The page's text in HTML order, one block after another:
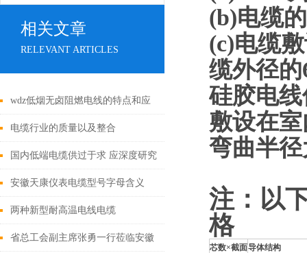
相关文章
RELEVANT ARTICLES
wdz低烟无卤阻燃电线的特点和应
用
电缆行业的质量以及整合
国内低端电缆供过于求 应深度研究
特种电缆
安徽天康仪表电缆型号字母含义
两种新型耐高温电线电缆
省总工会副主席张勇一行莅临安徽
(b)电缆
(c)电缆
缆外径
硅胶电
敷设在
弯曲半
注：以
格
芯数×截面导体结构